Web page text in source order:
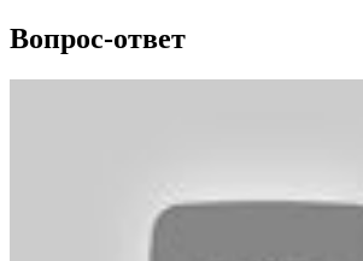
Вопрос-ответ